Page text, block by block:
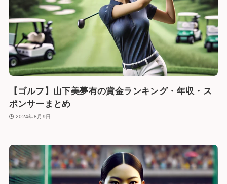
【ゴルフ】山下美夢有の賞金ランキング・年収・ス
ポンサーまとめ
2024年8月9日